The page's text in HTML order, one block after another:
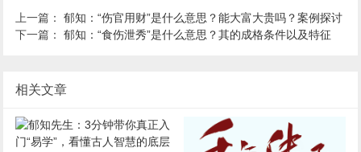
上一篇：郁知：“伤官用财”是什么意思？能大富大贵吗？案例探讨
下一篇：郁知：“食伤泄秀”是什么意思？其的成格条件以及特征
相关文章